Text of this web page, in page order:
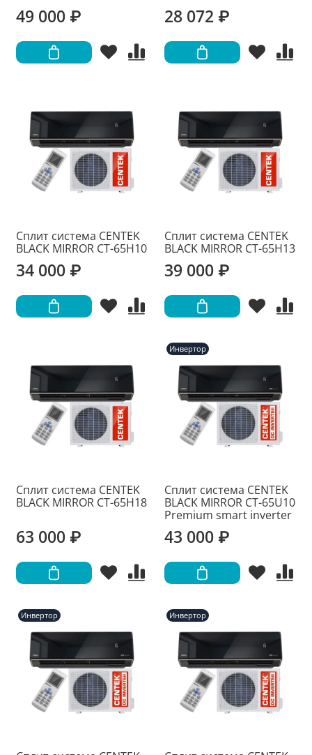
49 000 ₽ 28 072 ₽
Сплит система CENTEK
BLACK MIRROR CT-65H10
34 000 ₽
Сплит система CENTEK
BLACK MIRROR CT-65H13
39 000 ₽
Сплит система CENTEK
BLACK MIRROR CT-65H18
63 000 ₽
Инвертор
Сплит система CENTEK
BLACK MIRROR CT-65U10
Premium smart inverter
43 000 ₽
Инвертор Инвертор